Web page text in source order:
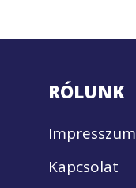
RÓLUNK
Impresszum
Kapcsolat